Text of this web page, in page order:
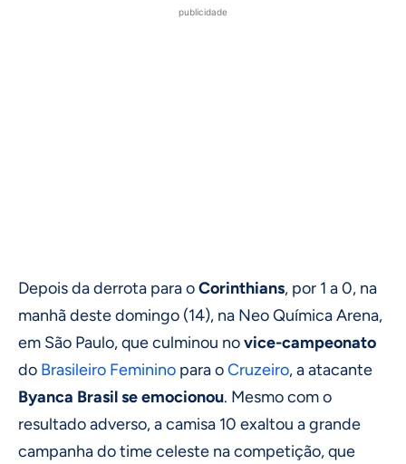
publicidade
Depois da derrota para oCorinthians, por 1 a 0, na
manhã deste domingo (14), na Neo Química Arena,
em São Paulo, que culminou novice-campeonato
do Brasileiro Feminino para oCruzeiro, a atacante
Byanca Brasil se emocionou. Mesmo com o
resultado adverso, a camisa 10 exaltou a grande
campanha do time celeste na competição, que